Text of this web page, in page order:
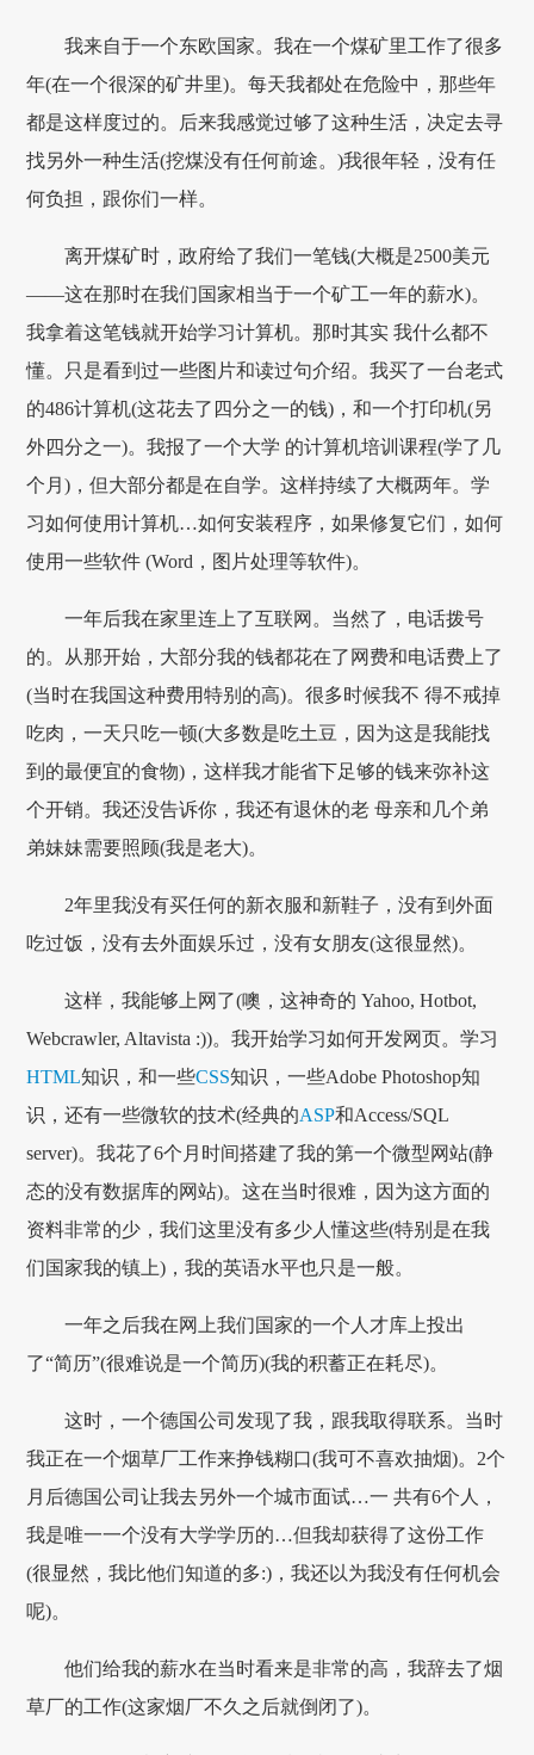
我来自于一个东欧国家。我在一个煤矿里工作了很多
年(在一个很深的矿井里)。每天我都处在危险中，那些年
都是这样度过的。后来我感觉过够了这种生活，决定去寻
找另外一种生活(挖煤没有任何前途。)我很年轻，没有任
何负担，跟你们一样。
离开煤矿时，政府给了我们一笔钱(大概是2500美元
——这在那时在我们国家相当于一个矿工一年的薪水)。
我拿着这笔钱就开始学习计算机。那时其实 我什么都不
懂。只是看到过一些图片和读过句介绍。我买了一台老式
的486计算机(这花去了四分之一的钱)，和一个打印机(另
外四分之一)。我报了一个大学 的计算机培训课程(学了几
个月)，但大部分都是在自学。这样持续了大概两年。学
习如何使用计算机…如何安装程序，如果修复它们，如何
使用一些软件 (Word，图片处理等软件)。
一年后我在家里连上了互联网。当然了，电话拨号
的。从那开始，大部分我的钱都花在了网费和电话费上了
(当时在我国这种费用特别的高)。很多时候我不 得不戒掉
吃肉，一天只吃一顿(大多数是吃土豆，因为这是我能找
到的最便宜的食物)，这样我才能省下足够的钱来弥补这
个开销。我还没告诉你，我还有退休的老 母亲和几个弟
弟妹妹需要照顾(我是老大)。
2年里我没有买任何的新衣服和新鞋子，没有到外面
吃过饭，没有去外面娱乐过，没有女朋友(这很显然)。
这样，我能够上网了(噢，这神奇的 Yahoo, Hotbot,
Webcrawler, Altavista :))。我开始学习如何开发网页。学习
HTML知识，和一些CSS知识，一些Adobe Photoshop知
识，还有一些微软的技术(经典的ASP和Access/SQL
server)。我花了6个月时间搭建了我的第一个微型网站(静
态的没有数据库的网站)。这在当时很难，因为这方面的
资料非常的少，我们这里没有多少人懂这些(特别是在我
们国家我的镇上)，我的英语水平也只是一般。
一年之后我在网上我们国家的一个人才库上投出
了“简历”(很难说是一个简历)(我的积蓄正在耗尽)。
这时，一个德国公司发现了我，跟我取得联系。当时
我正在一个烟草厂工作来挣钱糊口(我可不喜欢抽烟)。2个
月后德国公司让我去另外一个城市面试…一 共有6个人，
我是唯一一个没有大学学历的…但我却获得了这份工作
(很显然，我比他们知道的多:)，我还以为我没有任何机会
呢)。
他们给我的薪水在当时看来是非常的高，我辞去了烟
草厂的工作(这家烟厂不久之后就倒闭了)。